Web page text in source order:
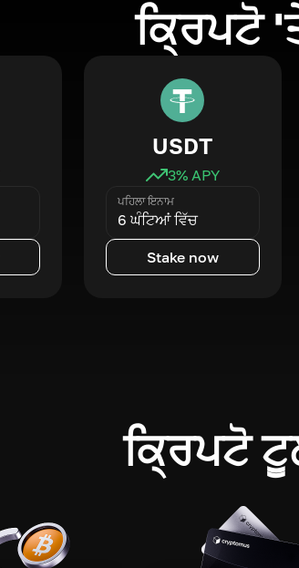
ਕ੍ਰਿਪਟੋ
USDT
3% APY
ਪਹਿਲਾ ਇਨਾਮ
6 ਘੰਟਿਆਂ ਵਿੱਚ
Stake now
ਕ੍ਰਿਪਟੋ